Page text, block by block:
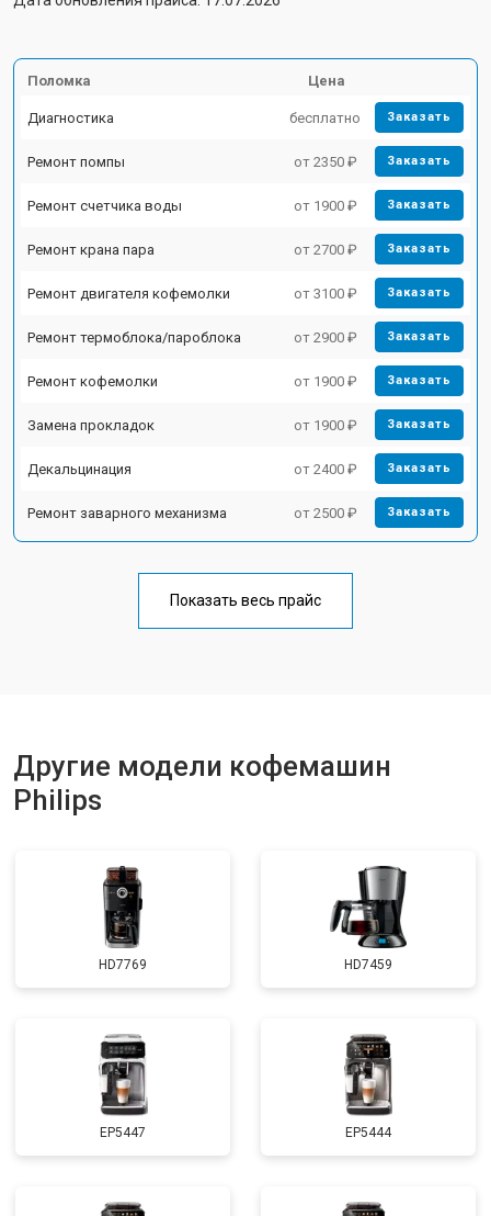
Поломка Цена
Диагностика бесплатно Заказать
Ремонт помпы от 2350 ₽ Заказать
Ремонт счетчика воды от 1900 ₽ Заказать
Ремонт крана пара от 2700 ₽ Заказать
Ремонт двигателя кофемолки от 3100 ₽ Заказать
Ремонт термоблока/пароблока от 2900 ₽ Заказать
Ремонт кофемолки от 1900 ₽ Заказать
Замена прокладок от 1900 ₽ Заказать
Декальцинация от 2400 ₽ Заказать
Ремонт заварного механизма от 2500 ₽ Заказать
Показать весь прайс
Другие модели кофемашин
Philips
HD7769 HD7459
EP5447 EP5444